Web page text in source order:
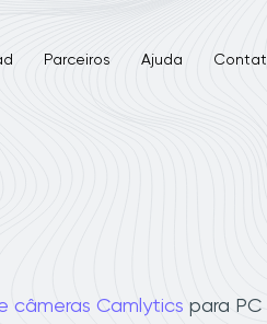
Parceiros Ajuda
câmeras Camlytics para PC